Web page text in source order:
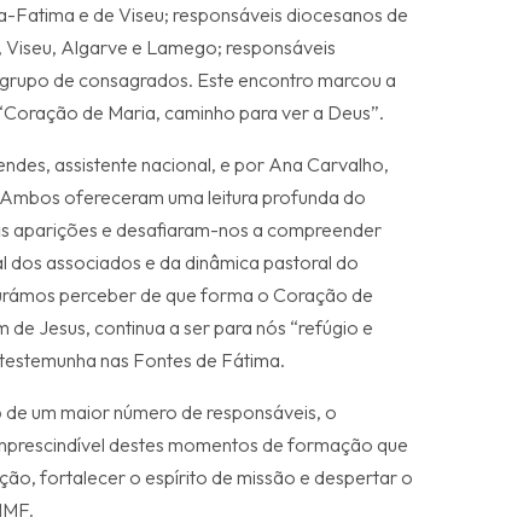
Fatima e de Viseu; responsáveis diocesanos de
Algarve e Lamego; responsáveis
de consagrados. Este encontro marcou a
de Maria, caminho para ver a Deus”.
assistente nacional, e por Ana Carvalho,
ofereceram uma leitura profunda do
aparições e desafiaram-nos a compreender
associados e da dinâmica pastoral do
perceber de que forma o Coração de
Jesus, continua a ser para nós “refúgio e
nas Fontes de Fátima.
um maior número de responsáveis, o
destes momentos de formação que
fortalecer o espírito de missão e despertar o